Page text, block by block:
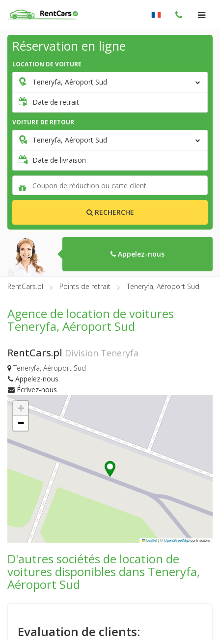
Réservation en ligne
LOCATION DE VOITURE
Teneryfa, Aéroport Sud
Date de retrait
VOITURE DE RETOUR
Teneryfa, Aéroport Sud
Date de livraison
RECHERCHE
Appelez-nous
RentCars.pl Points de retrait Teneryfa, Aéroport Sud
Agence de location de voitures
Teneryfa, Aéroport Sud
RentCars.pl Division Teneryfa
Teneryfa, Aéroport Sud
Appelez-nous
Écrivez-nous
+
−
Leaflet|©OpenStreetMapcontributors
D'autres sociétés de location de
voitures disponibles dans Teneryfa,
Aéroport Sud
Evaluation de clients: